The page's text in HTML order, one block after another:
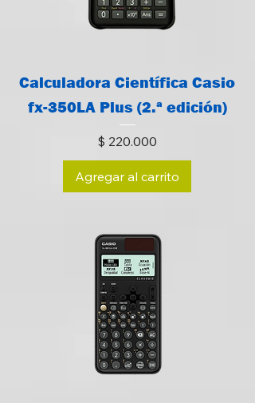
Calculadora Científica Casio
fx-350LA Plus (2.ª edición)
Precio
$ 220.000
Agregar al carrito